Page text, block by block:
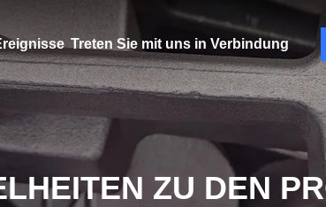
Treten Sie mit uns in Verbindung
ZU DEN